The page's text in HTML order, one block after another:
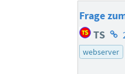
Frage
TS
des
webserver